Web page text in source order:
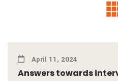
April 11, 2024
Answers towards